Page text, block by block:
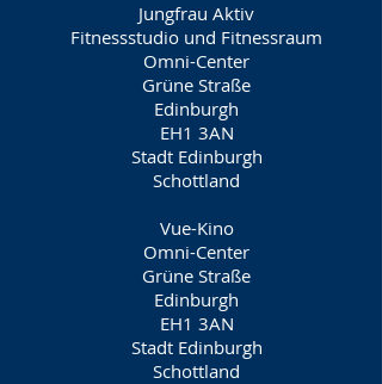
Jungfrau Aktiv
Fitnessstudio und Fitnessraum
Omni-Center
Grüne Straße
Edinburgh
EH1 3AN
Stadt Edinburgh
Schottland
Vue-Kino
Omni-Center
Grüne Straße
Edinburgh
EH1 3AN
Stadt Edinburgh
Schottland